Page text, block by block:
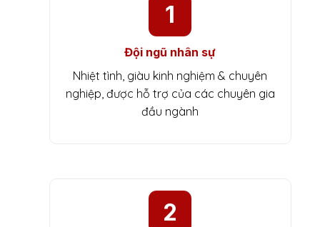
1
Đội ngũ nhân sự
Nhiệt tình, giàu kinh nghiệm & chuyên
nghiệp, được hỗ trợ của các chuyên gia
đầu ngành
2